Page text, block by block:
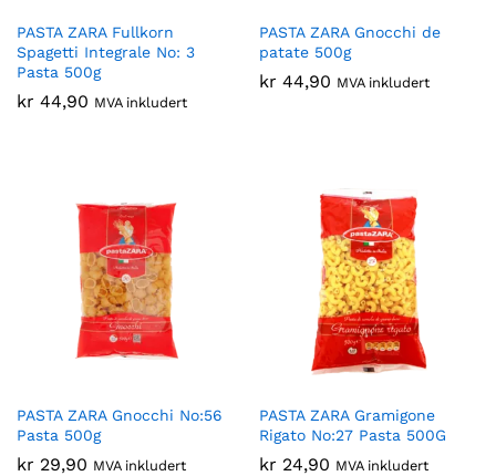
PASTA ZARA Fullkorn
Spagetti Integrale No: 3
Pasta 500g
kr 44,90 MVA inkludert
PASTA ZARA Gnocchi de
patate 500g
kr 44,90 MVA inkludert
PASTA ZARA Gnocchi No:56
Pasta 500g
kr 29,90 MVA inkludert
PASTA ZARA Gramigone
Rigato No:27 Pasta 500G
kr 24,90 MVA inkludert